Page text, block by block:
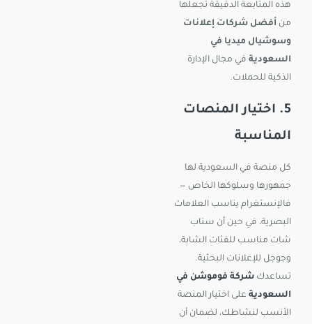
هذه المتابعة الدقيقة تجعلها
من أفضل شركات إعلانات
وسوشيال ميديا في
السعودية في مجال الإدارة
الذكية للحملات.
5. اختيار المنصات
المناسبة
كل منصة في السعودية لها
جمهورها وسلوكها الخاص —
فالإنستغرام يناسب العلامات
البصرية، في حين أن سناب
شات مناسب للفئات الشابة،
وجوجل للإعلانات البحثية.
تساعدك شركة فوموشن في
السعودية على اختيار المنصة
الأنسب لنشاطك، لضمان أن